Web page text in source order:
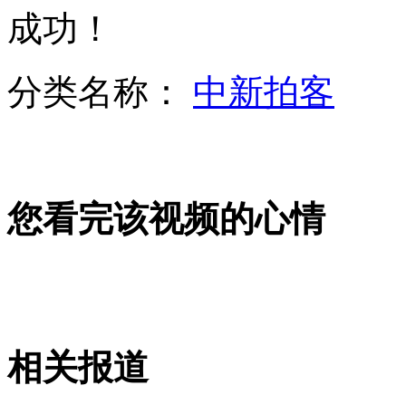
山西运城恶犬咬伤多人 警民合力深夜将其击毙
无痛分娩是否安全 医生回应
成功！
分类名称： 中新拍客
您看完该视频的心情
相关报道